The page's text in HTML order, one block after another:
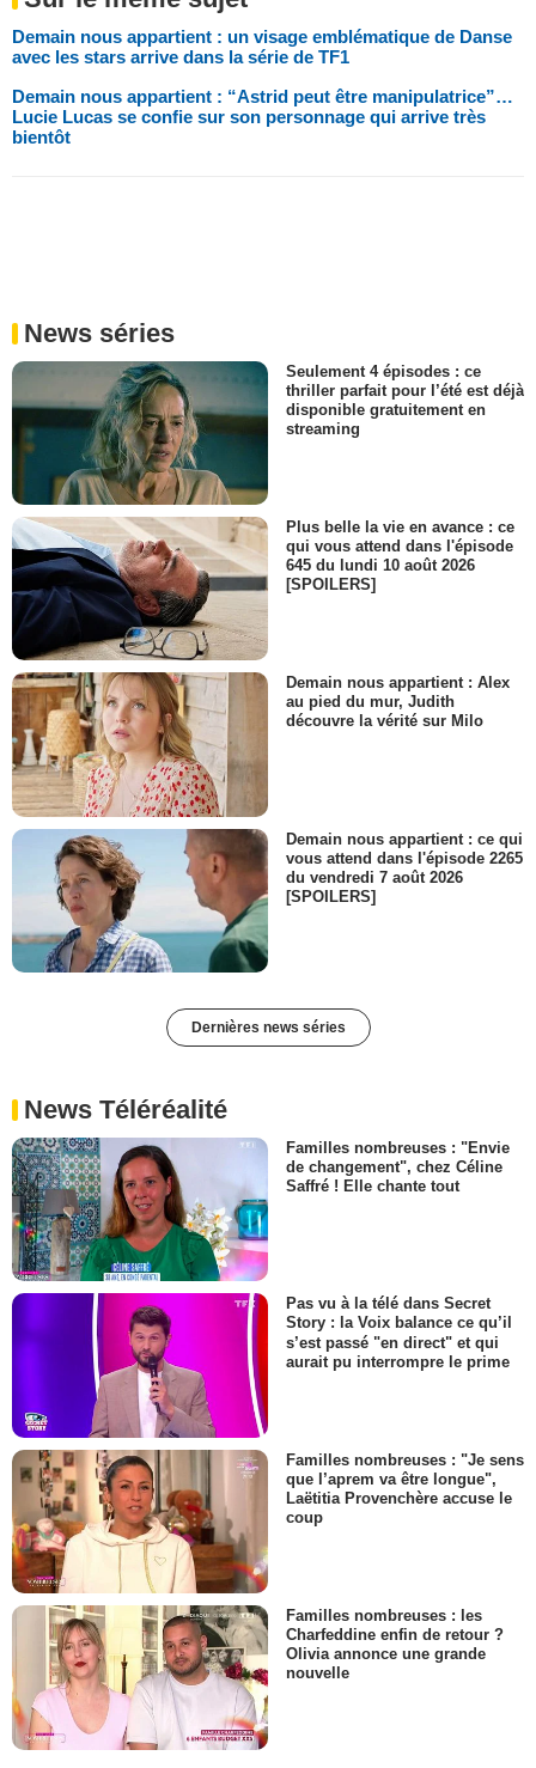
Demain nous appartient : un visage emblématique de Danse
avec les stars arrive dans la série de TF1
Demain nous appartient : “Astrid peut être manipulatrice”…
Lucie Lucas se confie sur son personnage qui arrive très
bientôt
News séries
Seulement 4 épisodes : ce
thriller parfait pour l’été est déjà
disponible gratuitement en
streaming
Plus belle la vie en avance : ce
qui vous attend dans l'épisode
645 du lundi 10 août 2026
[SPOILERS]
Demain nous appartient : Alex
au pied du mur, Judith
découvre la vérité sur Milo
Demain nous appartient : ce qui
vous attend dans l'épisode 2265
du vendredi 7 août 2026
[SPOILERS]
Dernières news séries
News Téléréalité
Familles nombreuses : "Envie
de changement", chez Céline
Saffré ! Elle chante tout
Pas vu à la télé dans Secret
Story : la Voix balance ce qu’il
s’est passé "en direct" et qui
aurait pu interrompre le prime
Familles nombreuses : "Je sens
que l’aprem va être longue",
Laëtitia Provenchère accuse le
coup
Familles nombreuses : les
Charfeddine enfin de retour ?
Olivia annonce une grande
nouvelle